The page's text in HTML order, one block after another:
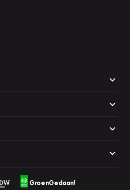
GroenGedaan!